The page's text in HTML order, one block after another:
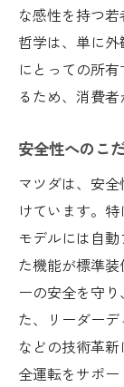
な感性を持つ
哲学は、単に
にとっての所
るため、消費者
安全性へのこ
マツダは、安
けています。
モデルには自
た機能が標準
ーの安全を守
た、リーダー
などの技術革
全運転をサポ